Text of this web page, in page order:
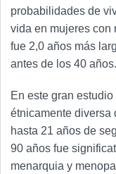
probabilidades de
vida en mujeres con
fue 2,0 años más
antes de los 40 años.
En este gran
étnicamente diversa
hasta 21 años de
90 años fue
menarquia y